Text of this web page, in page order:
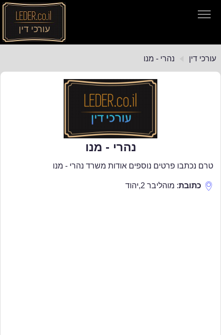
עורכי דין
עורכי דין
עורכי דין נהרי - מנו
נהרי - מנו
טרם נכתבו פרטים נוספים אודות משרד נהרי - מנו
כתובת: מוהליבר 2 ,יהוד